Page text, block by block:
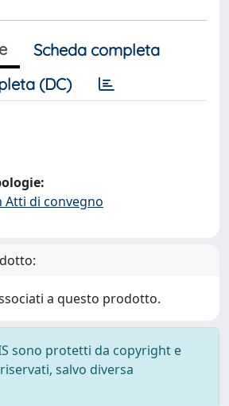
Scheda completa
(DC)
Atti di convegno
a questo prodotto.
sono protetti da copyright e
salvo diversa